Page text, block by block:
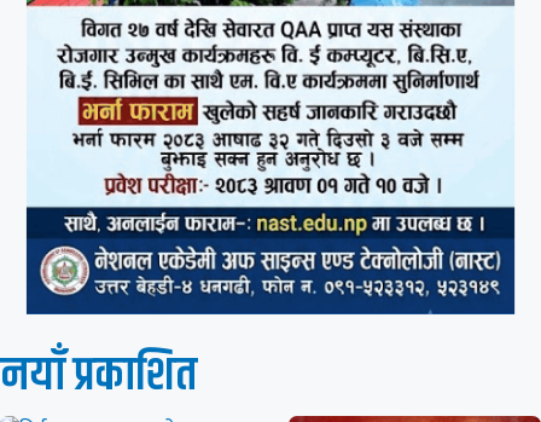
नयाँ प्रकाशित